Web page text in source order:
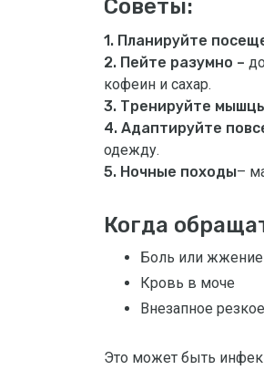
Советы:
1. Планируйте
2. Пейте разумно –
кофеин и сахар.
3. Тренируйте
4. Адаптируйте
одежду.
5. Ночные походы–
Когда
Боль или жжение
Кровь в моче
Внезапное
Это может быть